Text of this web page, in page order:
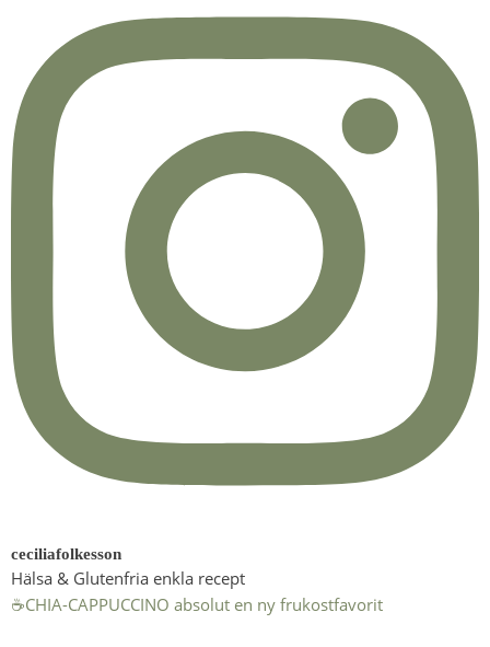
ceciliafolkesson
Hälsa & Glutenfria enkla recept
☕️CHIA-CAPPUCCINO absolut en ny frukostfavorit